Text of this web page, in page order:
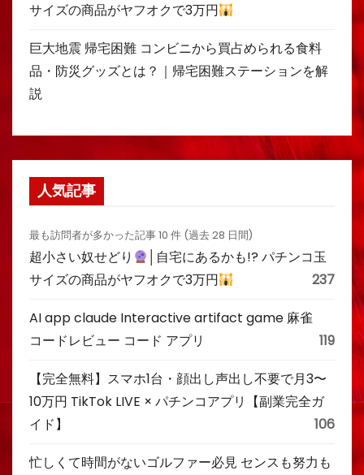
サイズの商品がヤフオクで3万円
巨大地震 帰宅困難 コンビニから買占められる食料
品・防災グッズとは？｜帰宅困難ステーションを解
説
人気記事
最も訪問者が多かった記事 10 件 (過去 28 日間)
超小さい奴せどり
│自宅にあるかも!? パチンコ玉
サイズの商品がヤフオクで3万円
237
AI app claude Interactive artifact game 麻雀
コードレビュー コード アプリ
119
【完全無料】スマホ1台・顔出し声出し不要で月3〜
10万円 TikTok LIVE × パチンコアプリ【副業完全ガ
イド】
106
忙しくて時間がないゴルファー必見 センスも努力も